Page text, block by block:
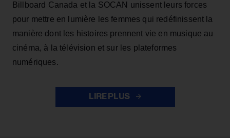
Billboard Canada et la SOCAN unissent leurs forces
pour mettre en lumière les femmes qui redéfinissent la
manière dont les histoires prennent vie en musique au
cinéma, à la télévision et sur les plateformes
numériques.
LIRE PLUS